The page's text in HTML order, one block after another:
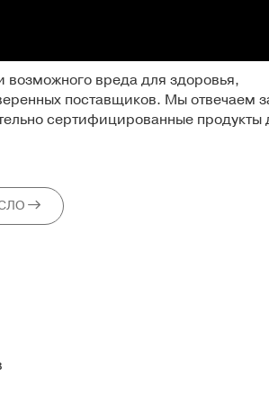
возможного вреда для здоровья,
поставщиков. Мы отвечаем
сертифицированные продукты